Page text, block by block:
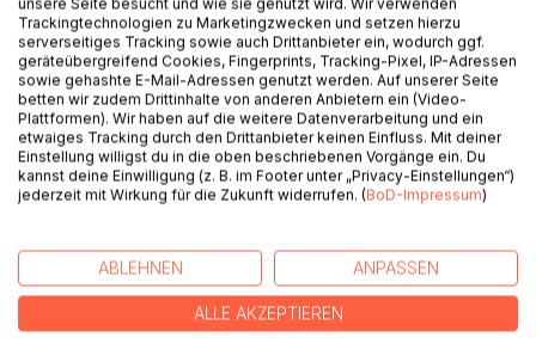
machen. Dies geschieht unter Rückgriff auf die Theorie
des geplanten Verhaltens (TOPB) im Wege einer eigens
durchgeführten empirischen Erhebung. Die Ergebnisse
dieser Pilotstudie sollen die Möglichkeit schaffen,
systematische Ansatzpunkte für nachfrageorientierte
Marketingmaßnahmen speziell bei Jungakademikern
abzuleiten.
Tabellenverzeichnis5
Abkürzungsverzeichnis6
Trackingtechnologien zu Marketingzwecken und setzen hierzu
serverseitiges Tracking sowie auch Drittanbieter ein, wodurch ggf.
geräteübergreifend Cookies, Fingerprints, Tracking-Pixel, IP-Adressen
sowie gehashte E-Mail-Adressen genutzt werden. Auf unserer Seite
betten wir zudem Drittinhalte von anderen Anbietern ein (Video-
Plattformen). Wir haben auf die weitere Datenverarbeitung und ein
etwaiges Tracking durch den Drittanbieter keinen Einfluss. Mit deiner
Einstellung willigst du in die oben beschriebenen Vorgänge ein. Du
kannst deine Einwilligung (z. B. im Footer unter „Privacy-Einstellungen“)
jederzeit mit Wirkung für die Zukunft widerrufen. (BoD-Impressum)
ABLEHNEN ANPASSEN
ALLE AKZEPTIEREN